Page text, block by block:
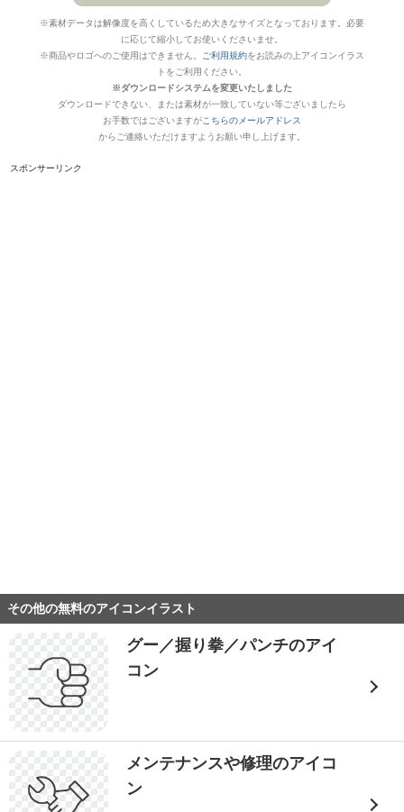
※素材データは解像度を高くしているため大きなサイズとなっております。必要
に応じて縮小してお使いくださいませ。
※商品やロゴへのご使用はできません。
ご利用規約をお読みの上アイコンイラス
トをご利用ください。
※ダウンロードシステムを変更いたしました
ダウンロードできない、または素材が一致していない等ございましたら
お手数ではございますがこちらのメールアドレス
からご連絡いただけますようお願い申し上げます。
スポンサーリンク
その他の無料のアイコンイラスト
グー／握り拳／パンチのアイ
コン
メンテナンスや修理のアイコ
ン